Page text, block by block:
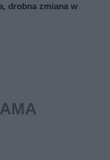
drobna zmiana w